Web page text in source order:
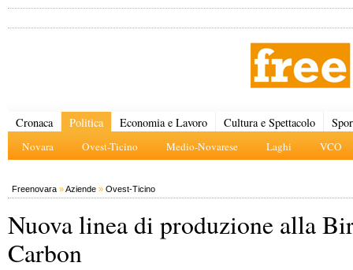
Cronaca Politica
Novara Ovest-Ticino Medio-Novarese Laghi VCO
Economia e Lavoro Cultura e Spettacolo
Freenovara »Aziende » Ovest-Ticino
Nuova linea di produzione alla
Carbon